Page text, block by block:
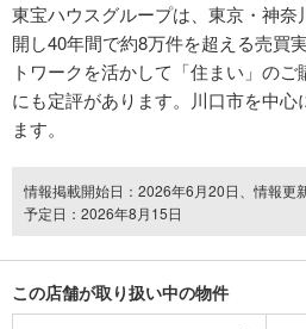
東宝ハウスグループは、東京・神奈
開し40年間で約8万件を超える売買
トワークを活かして「住まい」のご
にも定評があります。川口市を中心
ます。
情報掲載開始日：2026年6月20日、情報更
予定日：2026年8月15日
この店舗が取り扱い中の物件